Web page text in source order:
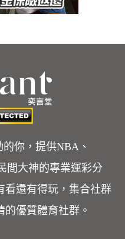
你，提供NBA、
間大神的專業運彩分
看還有得玩，集合社群
優質體育社群。